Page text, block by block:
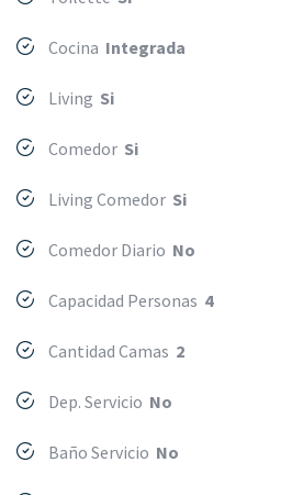
Cocina Integrada
Living Si
Comedor Si
Living Comedor Si
Comedor Diario No
Capacidad Personas 4
Cantidad Camas 2
Dep. Servicio No
Baño Servicio No